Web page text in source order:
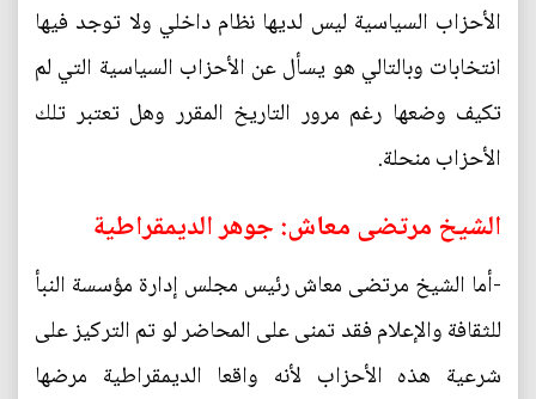
الأحزاب السياسية ليس لديها نظام داخلي ولا توجد فيها
انتخابات وبالتالي هو يسأل عن الأحزاب السياسية التي لم
تكيف وضعها رغم مرور التاريخ المقرر وهل تعتبر تلك
الأحزاب منحلة.
الشيخ مرتضى معاش: جوهر الديمقراطية
-أما الشيخ مرتضى معاش رئيس مجلس إدارة مؤسسة النبأ
للثقافة والإعلام فقد تمنى على المحاضر لو تم التركيز على
شرعية هذه الأحزاب لأنه واقعا الديمقراطية مرضها